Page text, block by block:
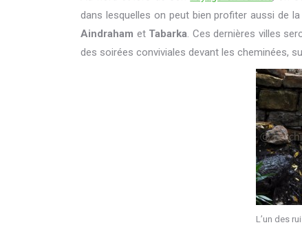
dans lesquelles on peut bien profiter aussi de
Aindraham et Tabarka. Ces dernières villes
des soirées conviviales devant les cheminées,
L’un des